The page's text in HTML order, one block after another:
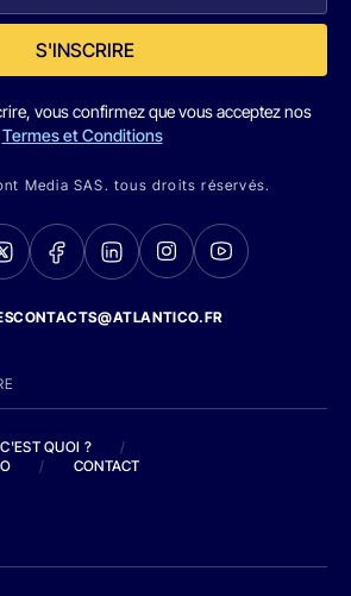
S'INSCRIRE
vous confirmez que vous acceptez nos
Termes et Conditions
Media SAS. tous droits réservés.
QUOI ?
/
/ CONTACT